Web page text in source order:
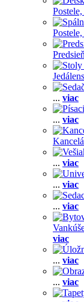
Postele,
Postele,
... viac
... viac
... viac
... viac
... viac
viac
... viac
... viac